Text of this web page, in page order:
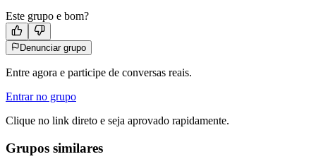
Este grupo e bom?
Denunciar grupo
Entre agora e participe de conversas reais.
Entrar no grupo
Clique no link direto e seja aprovado rapidamente.
Grupos similares